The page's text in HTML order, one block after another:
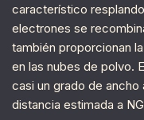
característico
electrones se
también proporcionan
en las nubes de polvo.
casi un grado de ancho
distancia estimada a